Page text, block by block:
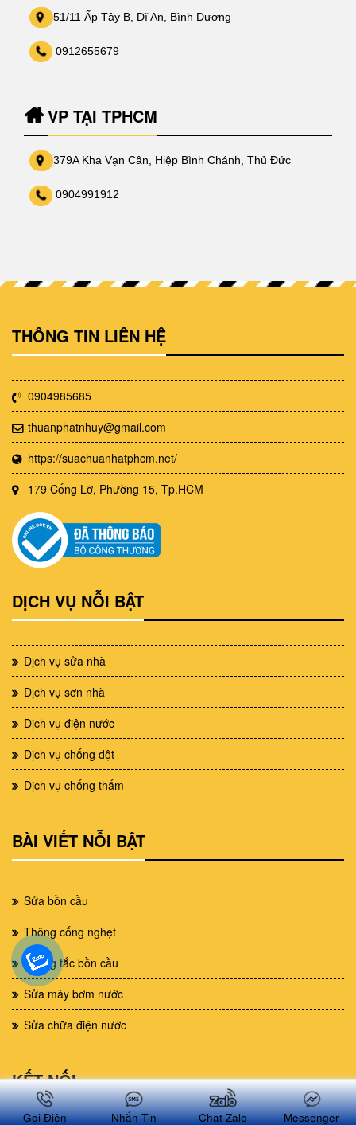
51/11 Ấp Tây B, Dĩ An, Bình Dương
0912655679
VP TẠI TPHCM
379A Kha Vạn Cân, Hiệp Bình Chánh, Thủ Đức
0904991912
THÔNG TIN LIÊN HỆ
0904985685
thuanphatnhuy@gmail.com
https://suachuanhatphcm.net/
179 Cống Lỡ, Phường 15, Tp.HCM
DỊCH VỤ NỖI BẬT
Dịch vụ sửa nhà
Dịch vụ sơn nhà
Dịch vụ điện nước
Dịch vụ chống dột
Dịch vụ chống thấm
BÀI VIẾT NỖI BẬT
Sửa bồn cầu
Thông cống nghẹt
Thông tắc bồn cầu
Sửa máy bơm nước
Sửa chữa điện nước
KẾT NỐI
Gọi Điện Nhắn Tin Chat Zalo Messenger